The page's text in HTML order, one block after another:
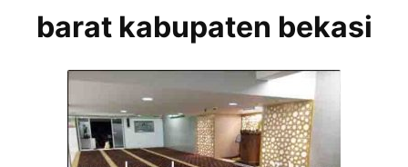
barat kabupaten bekasi